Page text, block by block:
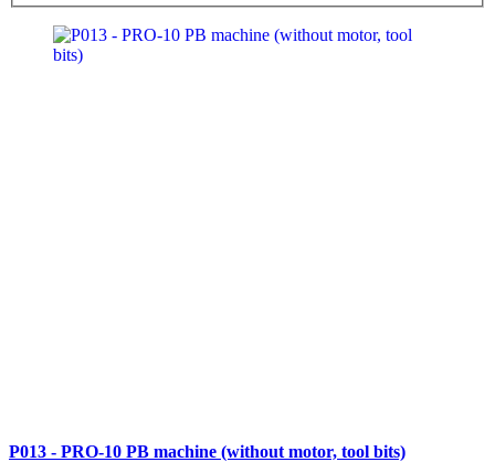
P013 - PRO-10 PB machine (without motor, tool bits)